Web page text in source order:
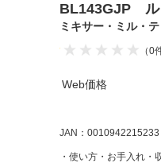
BL143GJP ル
ミキサー・ミル・
（0
Web価格
JAN：0010942215233
・使い方・お手入れ